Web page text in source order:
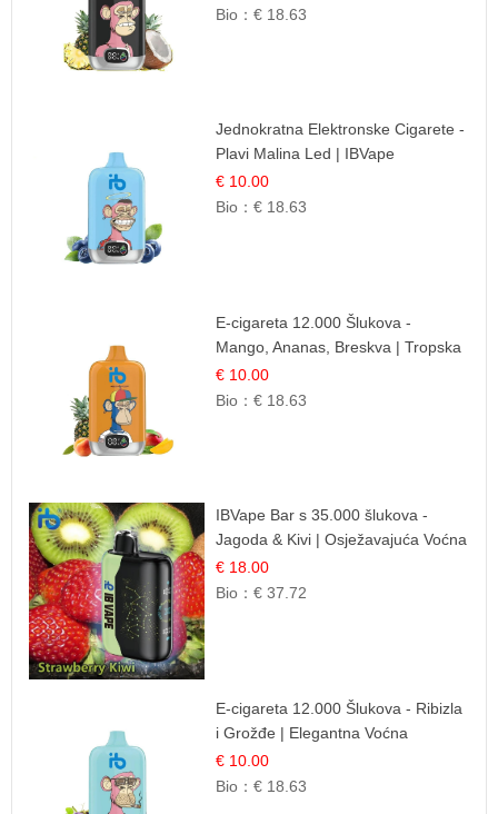
Bio：€ 18.63
Jednokratna Elektronske Cigarete -
Plavi Malina Led | IBVape
€ 10.00
Bio：€ 18.63
E-cigareta 12.000 Šlukova -
Mango, Ananas, Breskva | Tropska
Voćna Mješavina
€ 10.00
Bio：€ 18.63
IBVape Bar s 35.000 šlukova -
Jagoda & Kivi | Osježavajuća Voćna
Mješavina
€ 18.00
Bio：€ 37.72
E-cigareta 12.000 Šlukova - Ribizla
i Grožđe | Elegantna Voćna
Kombinacija
€ 10.00
Bio：€ 18.63